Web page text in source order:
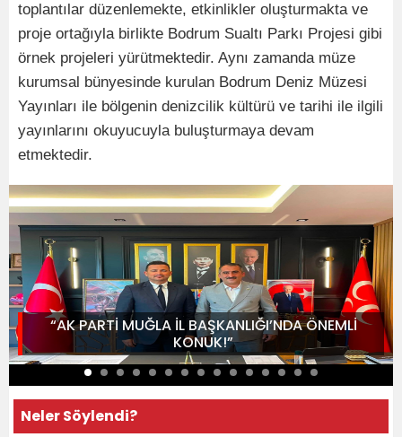
toplantılar düzenlemekte, etkinlikler oluşturmakta ve
proje ortağıyla birlikte Bodrum Sualtı Parkı Projesi gibi
örnek projeleri yürütmektedir. Aynı zamanda müze
kurumsal bünyesinde kurulan Bodrum Deniz Müzesi
Yayınları ile bölgenin denizcilik kültürü ve tarihi ile ilgili
yayınlarını okuyucuyla buluşturmaya devam
etmektedir.
“AK PARTİ MUĞLA İL BAŞKANLIĞI’NDA ÖNEMLİ
KONUK!”
Neler Söylendi?